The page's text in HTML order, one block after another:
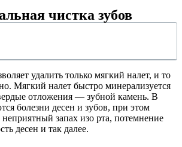
чистка зубов
удалить только мягкий налет, и то
Мягкий налет быстро минерализуется
отложения — зубной камень. В
болезни десен и зубов, при этом
неприятный запах изо рта, потемнение
десен и так далее.